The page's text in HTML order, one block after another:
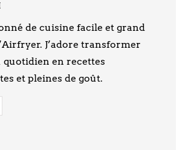
de cuisine facile et grand
J’adore transformer
quotidien en recettes
et pleines de goût.